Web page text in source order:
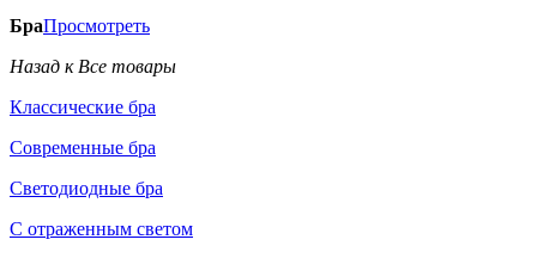
БраПросмотреть
Назад к Все товары
Классические бра
Современные бра
Светодиодные бра
С отраженным светом